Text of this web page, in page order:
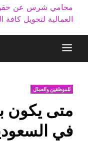
محامي شرس عن حقوق
العمالية لتحويل كافة
للموظفين والعمال
متى يكون
في